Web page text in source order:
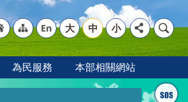
"網 "英
大 中 小
為民服務 本部相關網站